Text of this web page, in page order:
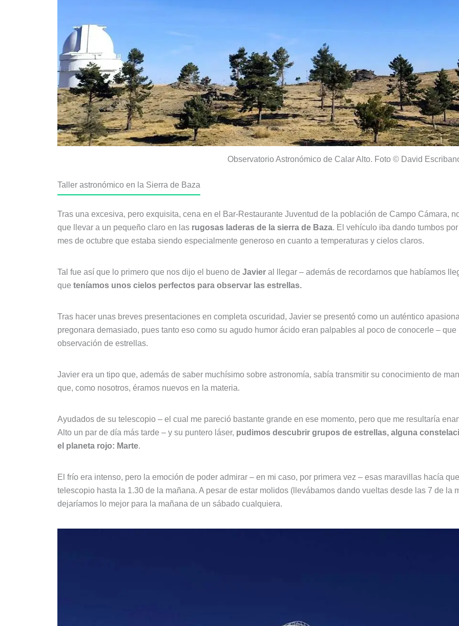
Observatorio Astronómico de Calar Alto. Foto © David
Taller astronómico en la Sierra de Baza
Tras una excesiva, pero exquisita, cena en el Bar-Restaurante Juventud de la población de Campo Cámara,
que llevar a un pequeño claro en las rugosas laderas de la sierra de Baza. El vehículo iba dando tumbos
mes de octubre que estaba siendo especialmente generoso en cuanto a temperaturas y cielos claros.
Tal fue así que lo primero que nos dijo el bueno de Javier al llegar – además de recordarnos que habíamos
que teníamos unos cielos perfectos para observar las estrellas.
Tras hacer unas breves presentaciones en completa oscuridad, Javier se presentó como un auténtico
pregonara demasiado, pues tanto eso como su agudo humor ácido eran palpables al poco de conocerle –
observación de estrellas.
Javier era un tipo que, además de saber muchísimo sobre astronomía, sabía transmitir su conocimiento de
que, como nosotros, éramos nuevos en la materia.
Ayudados de su telescopio – el cual me pareció bastante grande en ese momento, pero que me resultaría
Alto un par de día más tarde – y su puntero láser, pudimos descubrir grupos de estrellas, alguna
el planeta rojo: Marte.
El frío era intenso, pero la emoción de poder admirar – en mi caso, por primera vez – esas maravillas hacía
telescopio hasta la 1.30 de la mañana. A pesar de estar molidos (llevábamos dando vueltas desde las 7 de la
dejaríamos lo mejor para la mañana de un sábado cualquiera.